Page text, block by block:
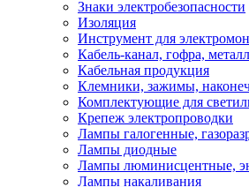
Знаки электробезопасности
Изоляция
Инструмент для
Кабель-канал, гофра,
Кабельная продукция
Клемники, зажимы,
Комплектующие для
Крепеж электропроводки
Лампы галогенные,
Лампы диодные
Лампы люминисцентные,
Лампы накаливания